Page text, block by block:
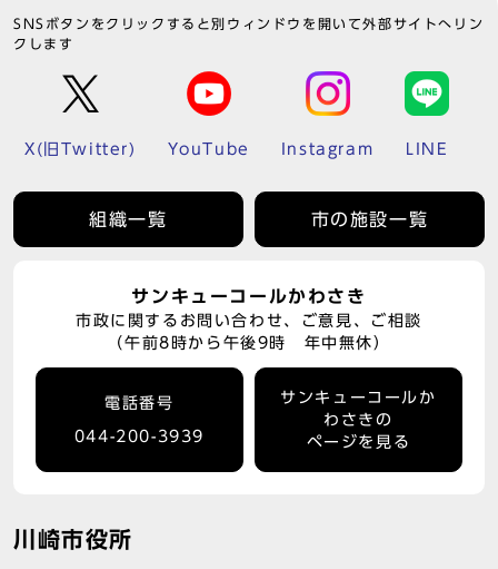
SNSボタンをクリックすると別ウィンドウを開いて外部サイトへリン
クします
X(旧Twitter) YouTube Instagram LINE
組織一覧 市の施設一覧
サンキューコールかわさき
市政に関するお問い合わせ、ご意見、ご相談
（午前8時から午後9時 年中無休）
電話番号
044-200-3939
サンキューコールか
わさきの
ページを見る
川崎市役所